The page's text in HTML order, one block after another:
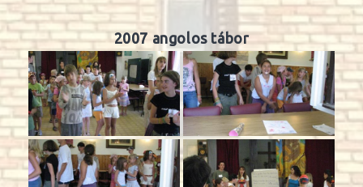
2007 angolos tábor